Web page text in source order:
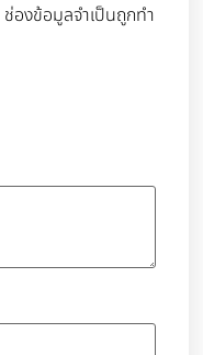
ช่องข้อมูลจำเป็นถูกทำ